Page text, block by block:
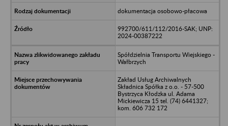
dokumentacja osobowo-płacowa
992700/611/112/2016-SAK; UNP:
2024-00387222
Spółdzielnia Transportu Wiejskiego -
Wałbrzych
Zakład Usług Archiwalnych
Składnica Spółka z o.o. - 57-500
Bystrzyca Kłodzka ul. Adama
Mickiewicza 15 tel. (74) 6441327;
kom. 606 732 172